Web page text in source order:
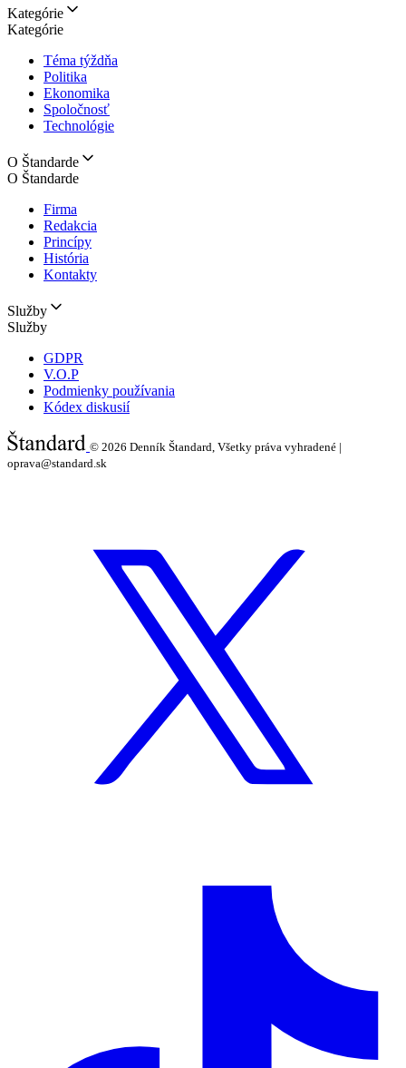
Kategórie
Kategórie
Téma týždňa
Politika
Ekonomika
Spoločnosť
Technológie
O Štandarde
O Štandarde
Firma
Redakcia
Princípy
História
Kontakty
Služby
Služby
GDPR
V.O.P
Podmienky používania
Kódex diskusií
© 2026 Denník Štandard, Všetky práva vyhradené |
oprava@standard.sk